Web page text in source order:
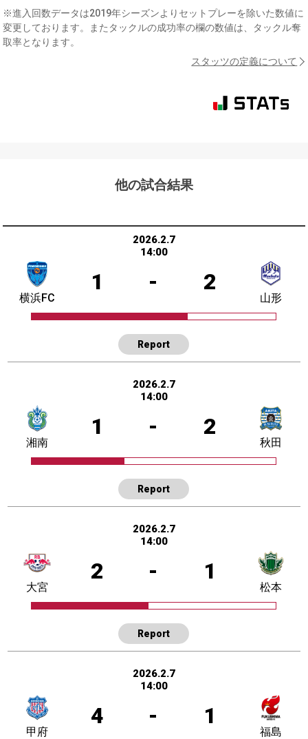
※進入回数データは2019年シーズンよりセットプレーを除いた数値に
変更しております。またタックルの成功率の欄の数値は、タックル奪
取率となります。
スタッツの定義について
他の試合結果
2026.2.7
14:00
1 - 2
横浜FC 山形
Report
2026.2.7
14:00
1 - 2
湘南 秋田
Report
2026.2.7
14:00
2 - 1
大宮 松本
Report
2026.2.7
14:00
4 - 1
甲府 福島